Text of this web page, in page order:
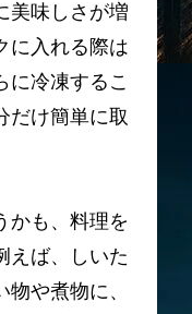
美味しさが増
に入れる際は
に冷凍するこ
だけ簡単に取
かも、料理を
えば、しいた
や煮物に、